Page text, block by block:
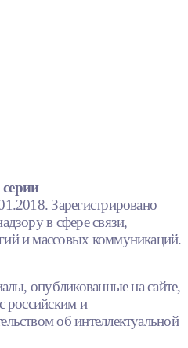
Зарегистрировано
в сфере связи,
и массовых коммуникаций.
опубликованные на сайте,
российским и
об интеллектуальной